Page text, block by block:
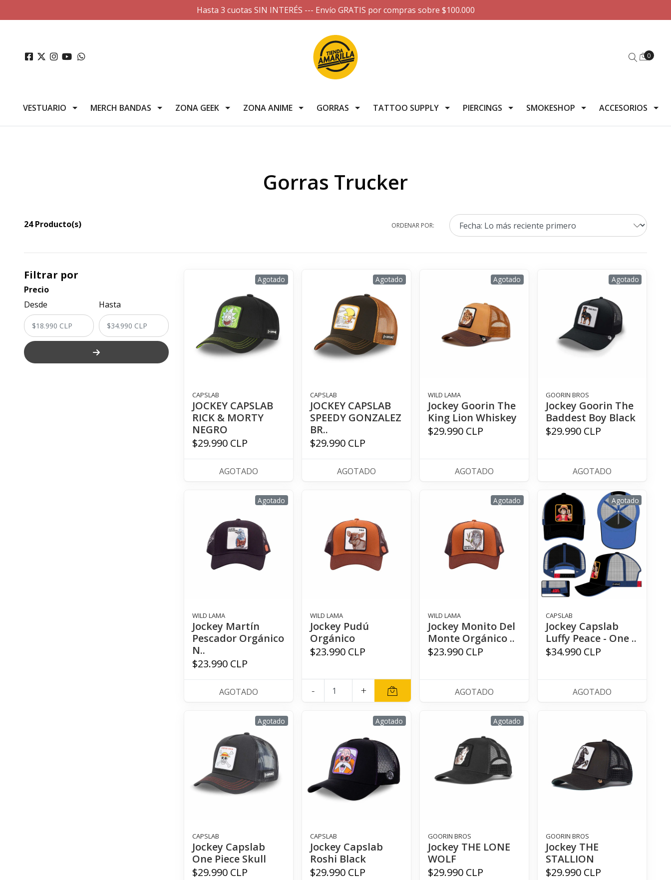
Hasta 3 cuotas SIN INTERÉS --- Envío GRATIS por compras sobre $100.000
0
VESTUARIO MERCH BANDAS ZONA GEEK ZONA ANIME GORRAS TATTOO SUPPLY PIERCINGS SMOKESHOP ACCESORIOS
Gorras Trucker
24 Producto(s) ORDENAR POR:
Filtrar por
Precio
Desde
Hasta
Agotado
CAPSLAB
JOCKEY CAPSLAB
RICK & MORTY
NEGRO
$29.990 CLP
AGOTADO
Agotado
CAPSLAB
JOCKEY CAPSLAB
SPEEDY GONZALEZ
BR..
$29.990 CLP
AGOTADO
Agotado
WILD LAMA
Jockey Goorin The
King Lion Whiskey
$29.990 CLP
AGOTADO
Agotado
GOORIN BROS
Jockey Goorin The
Baddest Boy Black
$29.990 CLP
AGOTADO
Agotado
WILD LAMA
Jockey Martín
Pescador Orgánico
N..
$23.990 CLP
AGOTADO
WILD LAMA
Jockey Pudú
Orgánico
$23.990 CLP
- +
Agotado
WILD LAMA
Jockey Monito Del
Monte Orgánico ..
$23.990 CLP
AGOTADO
Agotado
CAPSLAB
Jockey Capslab
Luffy Peace - One ..
$34.990 CLP
AGOTADO
Agotado
CAPSLAB
Jockey Capslab
One Piece Skull
$29.990 CLP
Agotado
CAPSLAB
Jockey Capslab
Roshi Black
$29.990 CLP
Agotado
GOORIN BROS
Jockey THE LONE
WOLF
$29.990 CLP
GOORIN BROS
Jockey THE
STALLION
$29.990 CLP